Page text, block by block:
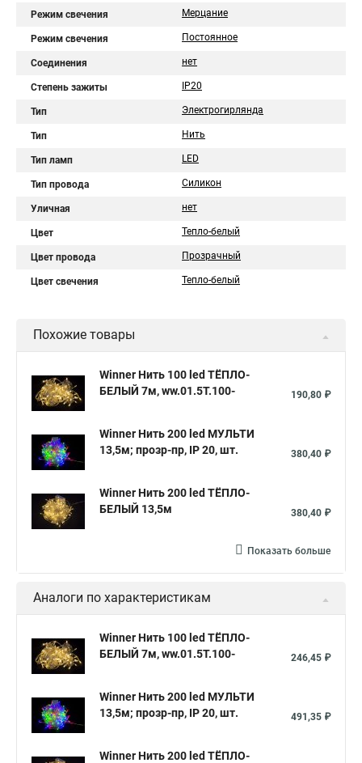
Режим свечения Мерцание
Режим свечения Постоянное
Соединения нет
Степень зажиты IP20
Тип Электрогирлянда
Тип Нить
Тип ламп LED
Тип провода Силикон
Уличная нет
Цвет Тепло-белый
Цвет провода Прозрачный
Цвет свечения Тепло-белый
Похожие товары
Winner Нить 100 led ТЁПЛО-
БЕЛЫЙ 7м, ww.01.5Т.100-
190,80 ₽
Winner Нить 200 led МУЛЬТИ
13,5м; прозр-пр, IP 20, шт.
380,40 ₽
Winner Нить 200 led ТЁПЛО-
БЕЛЫЙ 13,5м
380,40 ₽
Показать больше
Аналоги по характеристикам
Winner Нить 100 led ТЁПЛО-
БЕЛЫЙ 7м, ww.01.5Т.100-
246,45 ₽
Winner Нить 200 led МУЛЬТИ
13,5м; прозр-пр, IP 20, шт.
491,35 ₽
Winner Нить 200 led ТЁПЛО-